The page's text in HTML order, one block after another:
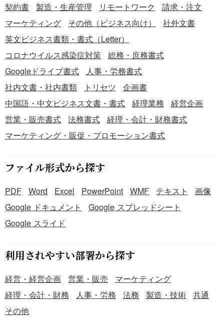
契約書
製造・生産管理 リモートワーク
請求・注文
マーケティング
その他（ビジネス向け）
社外文書
英文ビジネス書類・書式（Letter）
コロナウイルス感染症対策
総務・庶務書式
Googleドライブ書式
人事・労務書式
社内文書・社内書類
トリセツ
企画書
中国語・中文ビジネス文書・書式
経理業務
経営企画
営業・販売書式
法務書式
経理・会計・財務書式
マーケティング・販促・プロモーション書式
ファイル形式から探す
PDF Word Excel PowerPoint WMF テキスト
画像
Google ドキュメント
Google スプレッドシート
Google スライド
利用されやすい部署から探す
経営・経営企画 営業・販売
マーケティング
経理・会計・財務
人事・労務 法務 製造・技術
共通
その他